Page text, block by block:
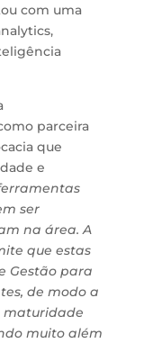
com uma
parceira
que
e
ser
na área. A
que estas
Gestão para
de modo a
maturidade
muito além